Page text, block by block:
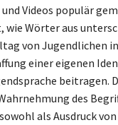
Videos populär
wie Wörter aus
von Jugendlichen
einer eigenen
beitragen.
des
als Ausdruck